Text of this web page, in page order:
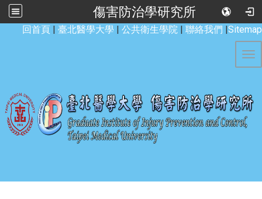
傷害防治學研究所
回首頁 | 臺北醫學大學 | 公共衛生學院 | 聯絡我們 |Sitemap